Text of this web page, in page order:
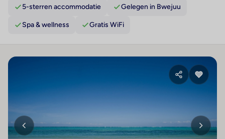
5-sterren accommodatie Gelegen in Bwejuu
Spa & wellness Gratis WiFi